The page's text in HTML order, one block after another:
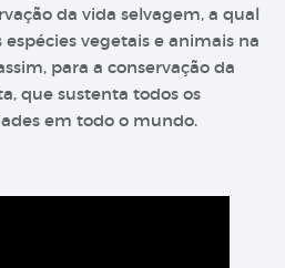
da vida selvagem, a qual
vegetais e animais na
para a conservação da
que sustenta todos os
em todo o mundo.